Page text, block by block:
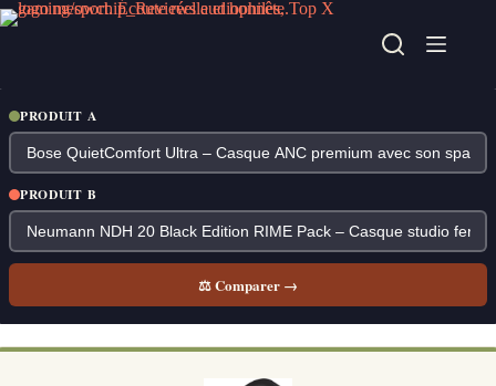
Passer
au
PRODUIT A
PRODUIT B
⚖ Comparer →